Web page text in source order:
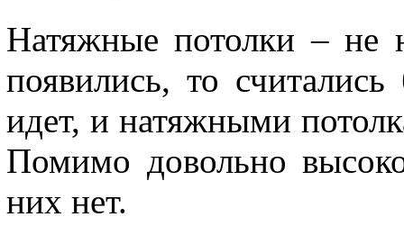
Натяжные потолки – не
появились, то
идет, и натяжными
Помимо довольно
них нет.